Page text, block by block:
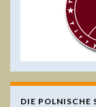
DIE POLNISCHE